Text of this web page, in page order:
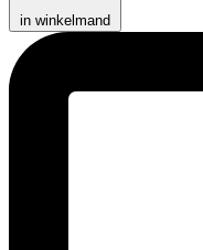
in winkelmand